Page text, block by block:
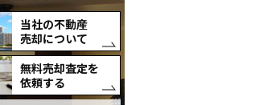
当社の不動産
売却について
無料売却査定を
依頼する